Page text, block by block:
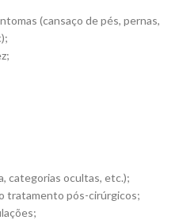
(cansaço de pés, pernas,
categorias ocultas, etc.);
tratamento pós-cirúrgicos;